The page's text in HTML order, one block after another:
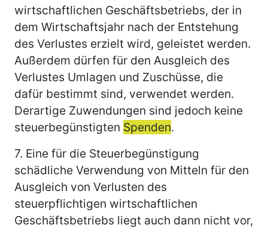
wirtschaftlichen Geschäftsbetriebs, der in
dem Wirtschaftsjahr nach der Entstehung
des Verlustes erzielt wird, geleistet werden.
Außerdem dürfen für den Ausgleich des
Verlustes Umlagen und Zuschüsse, die
dafür bestimmt sind, verwendet werden.
Derartige Zuwendungen sind jedoch keine
steuerbegünstigten Spenden.
7. Eine für die Steuerbegünstigung
schädliche Verwendung von Mitteln für den
Ausgleich von Verlusten des
steuerpflichtigen wirtschaftlichen
Geschäftsbetriebs liegt auch dann nicht vor,